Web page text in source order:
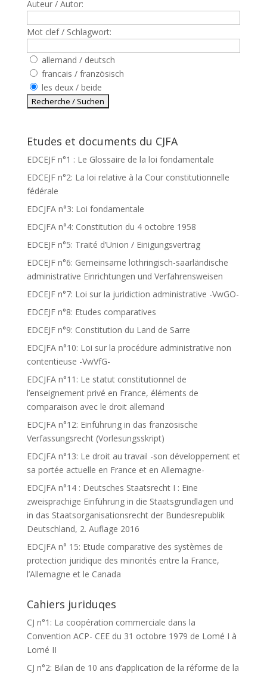
Auteur / Autor:
Mot clef / Schlagwort:
allemand / deutsch
francais / französisch
les deux / beide
Etudes et documents du CJFA
EDCEJF n°1 : Le Glossaire de la loi fondamentale
EDCEJF n°2: La loi relative à la Cour constitutionnelle
fédérale
EDCJFA n°3: Loi fondamentale
EDCJFA n°4: Constitution du 4 octobre 1958
EDCEJF n°5: Traité d’Union / Einigungsvertrag
EDCEJF n°6: Gemeinsame lothringisch-saarländische
administrative Einrichtungen und Verfahrensweisen
EDCEJF n°7: Loi sur la juridiction administrative -VwGO-
EDCEJF n°8: Etudes comparatives
EDCEJF n°9: Constitution du Land de Sarre
EDCJFA n°10: Loi sur la procédure administrative non
contentieuse -VwVfG-
EDCJFA n°11: Le statut constitutionnel de
l’enseignement privé en France, éléments de
comparaison avec le droit allemand
EDCJFA n°12: Einführung in das französische
Verfassungsrecht (Vorlesungsskript)
EDCJFA n°13: Le droit au travail -son développement et
sa portée actuelle en France et en Allemagne-
EDCJFA n°14 : Deutsches Staatsrecht I : Eine
zweisprachige Einführung in die Staatsgrundlagen und
in das Staatsorganisationsrecht der Bundesrepublik
Deutschland, 2. Auflage 2016
EDCJFA n° 15: Etude comparative des systèmes de
protection juridique des minorités entre la France,
l’Allemagne et le Canada
Cahiers juriduqes
CJ n°1: La coopération commerciale dans la
Convention ACP- CEE du 31 octobre 1979 de Lomé I à
Lomé II
CJ n°2: Bilan de 10 ans d’application de la réforme de la